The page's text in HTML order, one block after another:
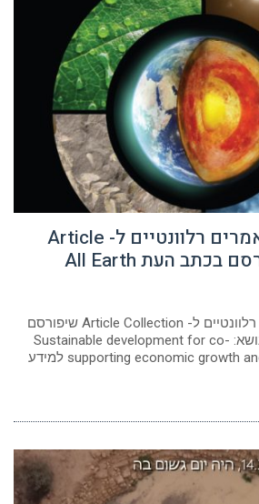
הזמנה להגשת מאמרים רלוונטיים ל- Article
מוזמנים להגיש מאמרים רלוונטיים ל- Article Collection שיפורסם
בכתב העת All Earth, בנושא: Sustainable development for co-
supporting economic growth and environmental health למידע